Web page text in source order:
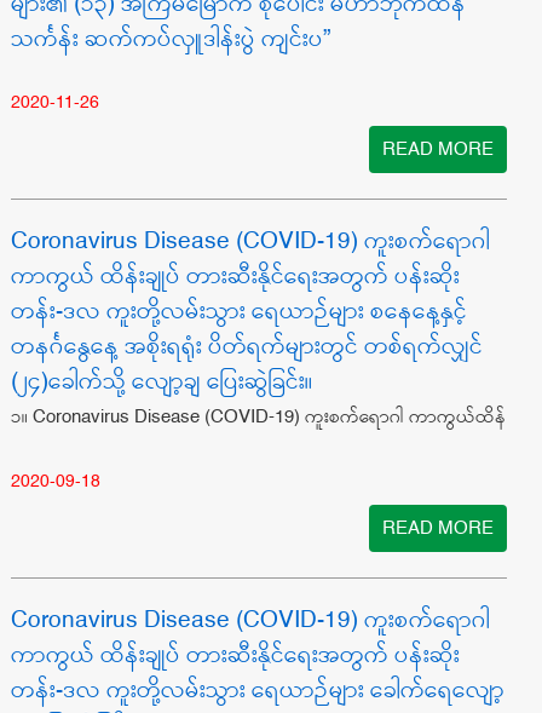
သင်္ကန်း ဆက်ကပ်လှူဒါန်းပွဲ ကျင်းပ”
2020-11-26
READ MORE
Coronavirus Disease (COVID-19) ကူးစက်ရောဂါ
ကာကွယ် ထိန်းချုပ် တားဆီးနိုင်ရေးအတွက် ပန်းဆိုး
တန်း-ဒလ ကူးတို့လမ်းသွား ရေယာဉ်များ စနေနေ့နှင့်
တနင်္ဂနွေနေ့ အစိုးရရုံး ပိတ်ရက်များတွင် တစ်ရက်လျှင်
(၂၄)ခေါက်သို့ လျော့ချ ပြေးဆွဲခြင်း။
၁။ Coronavirus Disease (COVID-19) ကူးစက်ရောဂါ ကာကွယ်ထိန်
2020-09-18
READ MORE
Coronavirus Disease (COVID-19) ကူးစက်ရောဂါ
ကာကွယ် ထိန်းချုပ် တားဆီးနိုင်ရေးအတွက် ပန်းဆိုး
တန်း-ဒလ ကူးတို့လမ်းသွား ရေယာဉ်များ ခေါက်ရေလျော့